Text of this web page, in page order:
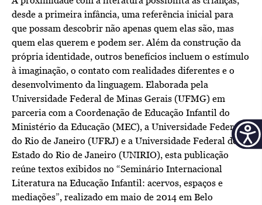
desde a primeira infância, uma referência inicial para
que possam descobrir não apenas quem elas são, mas
quem elas querem e podem ser. Além da construção da
própria identidade, outros benefícios incluem o estímulo
à imaginação, o contato com realidades diferentes e o
desenvolvimento da linguagem. Elaborada pela
Universidade Federal de Minas Gerais (UFMG) em
parceria com a Coordenação de Educação Infantil do
Ministério da Educação (MEC), a Universidade Federal
do Rio de Janeiro (UFRJ) e a Universidade Federal do
Estado do Rio de Janeiro (UNIRIO), esta publicação
reúne textos exibidos no “Seminário Internacional
Literatura na Educação Infantil: acervos, espaços e
mediações”, realizado em maio de 2014 em Belo